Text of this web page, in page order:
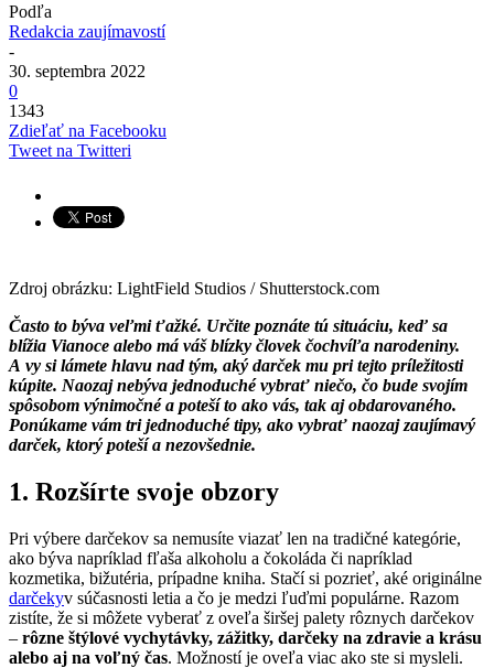
Podľa
Redakcia zaujímavostí
-
30. septembra 2022
0
1343
Zdieľať na Facebooku
Tweet na Twitteri
Zdroj obrázku: LightField Studios / Shutterstock.com
Často to býva veľmi ťažké. Určite poznáte tú situáciu, keď sa
blížia Vianoce alebo má váš blízky človek čochvíľa narodeniny.
A vy si lámete hlavu nad tým, aký darček mu pri tejto príležitosti
kúpite. Naozaj nebýva jednoduché vybrať niečo, čo bude svojím
spôsobom výnimočné a poteší to ako vás, tak aj obdarovaného.
Ponúkame vám tri jednoduché tipy, ako vybrať naozaj zaujímavý
darček, ktorý poteší a nezovšednie.
1. Rozšírte svoje obzory
Pri výbere darčekov sa nemusíte viazať len na tradičné kategórie,
ako býva napríklad fľaša alkoholu a čokoláda či napríklad
kozmetika, bižutéria, prípadne kniha. Stačí si pozrieť, aké originálne
darčekyv súčasnosti letia a čo je medzi ľuďmi populárne. Razom
zistíte, že si môžete vyberať z oveľa širšej palety rôznych darčekov
– rôzne štýlové vychytávky, zážitky, darčeky na zdravie a krásu
alebo aj na voľný čas. Možností je oveľa viac ako ste si mysleli.